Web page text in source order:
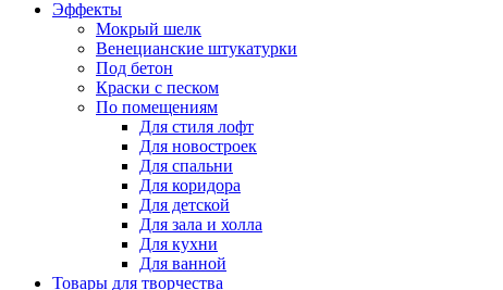
Эффекты
Мокрый шелк
Венецианские штукатурки
Под бетон
Краски с песком
По помещениям
Для стиля лофт
Для новостроек
Для спальни
Для коридора
Для детской
Для зала и холла
Для кухни
Для ванной
Товары для творчества